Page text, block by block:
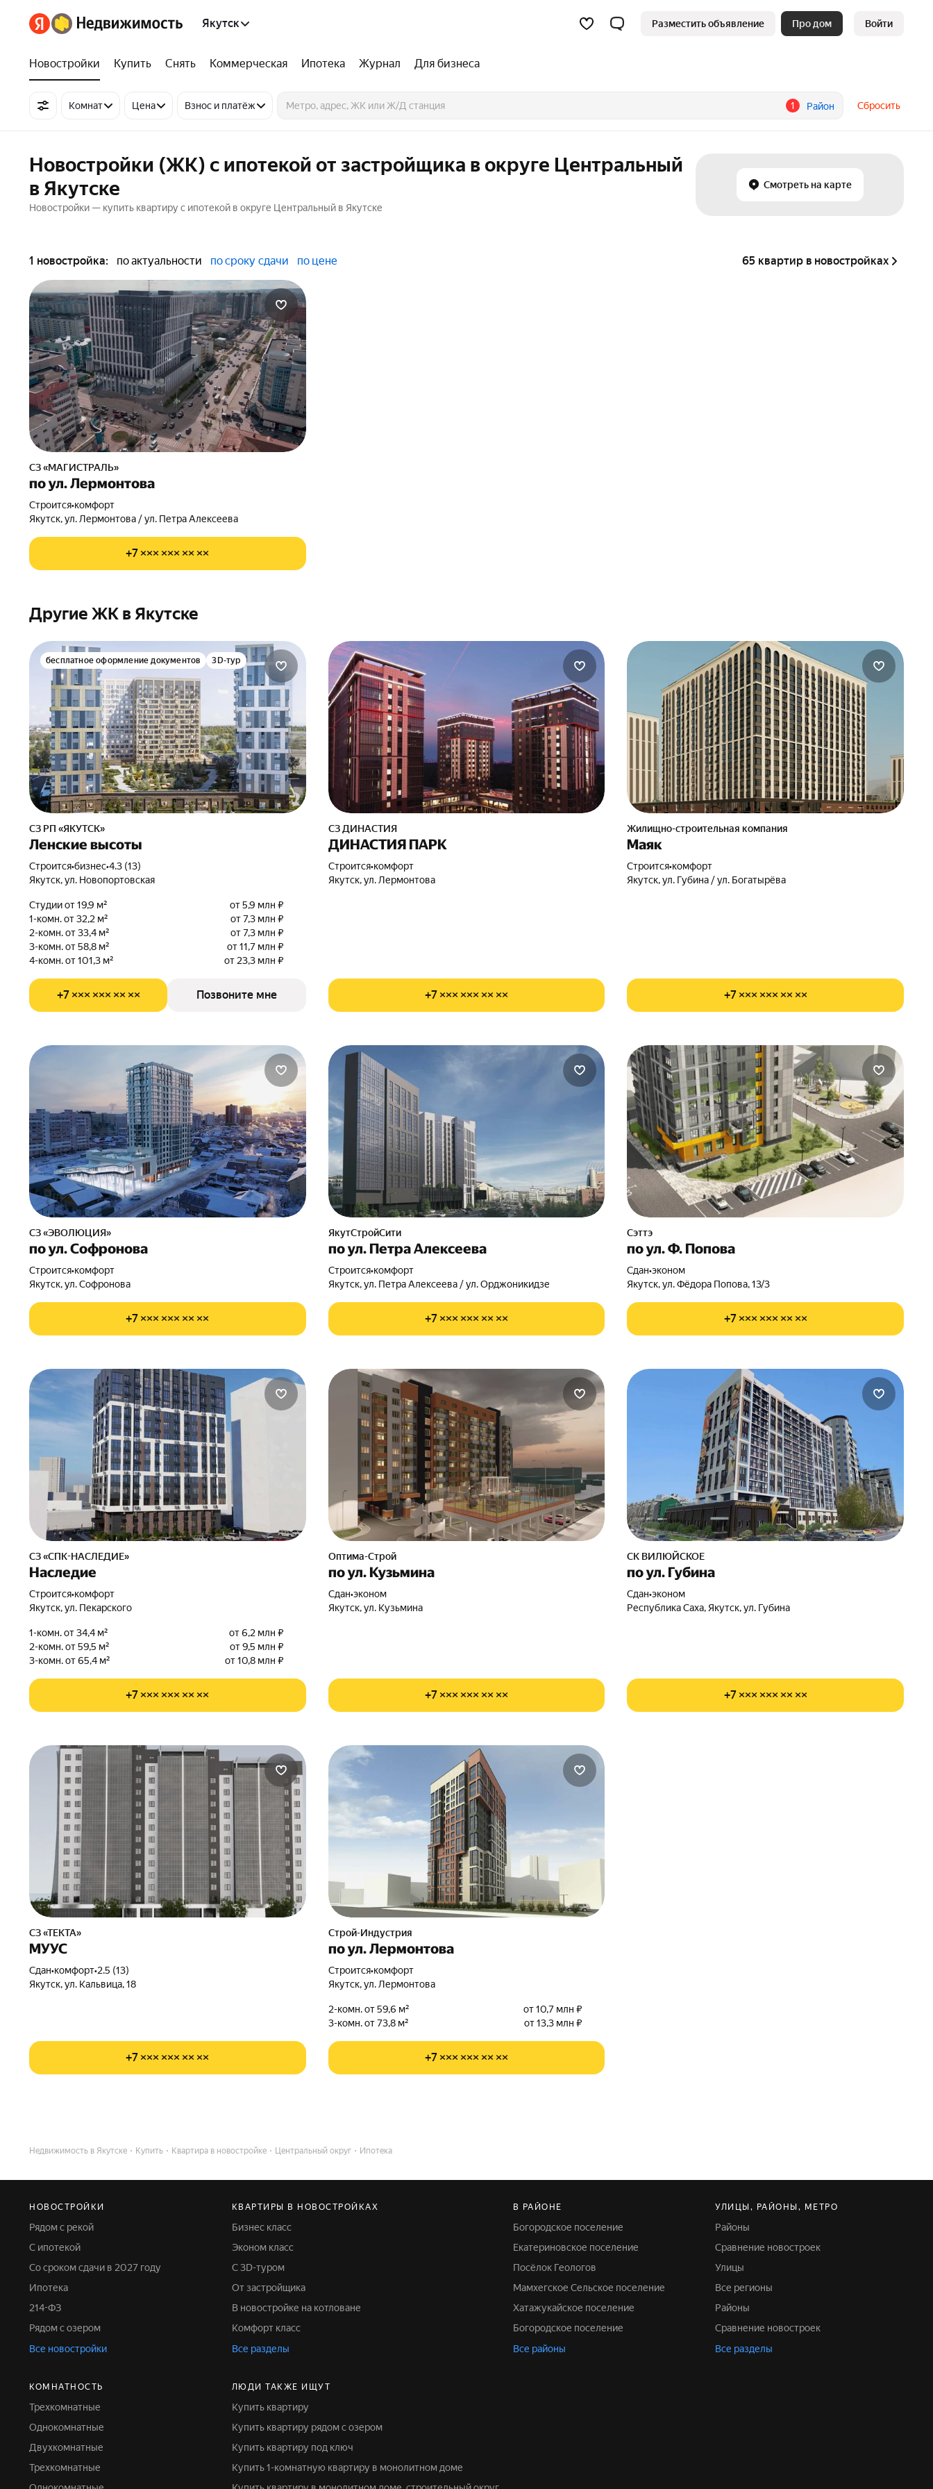
Якутск Разместить объявление Про дом Войти
Новостройки Купить Снять Коммерческая Ипотека Журнал Для бизнеса
Комнат Цена Взнос и платёж 1 Район Сбросить
Новостройки (ЖК) с ипотекой от застройщика в округе Центральный
в Якутске
Новостройки — купить квартиру с ипотекой в округе Центральный в Якутске
Смотреть на карте
1 новостройка: по актуальности по сроку сдачи по цене 65 квартир в новостройках
СЗ «МАГИСТРАЛЬ»
по ул. Лермонтова
Строится•комфорт
Якутск, ул. Лермонтова / ул. Петра Алексеева
+7 ××× ××× ×× ××
Другие ЖК в Якутске
бесплатное оформление документов 3D-тур
СЗ РП «ЯКУТСК»
Ленские высоты
Строится•бизнес•4.3 (13)
Якутск, ул. Новопортовская
Студии от 19,9 м²
от 5,9 млн ₽
1-комн. от 32,2 м²
от 7,3 млн ₽
2-комн. от 33,4 м²
от 7,3 млн ₽
3-комн. от 58,8 м²
от 11,7 млн ₽
4-комн. от 101,3 м²
от 23,3 млн ₽
+7 ××× ××× ×× ×× Позвоните мне
СЗ ДИНАСТИЯ
ДИНАСТИЯ ПАРК
Строится•комфорт
Якутск, ул. Лермонтова
+7 ××× ××× ×× ××
Жилищно-строительная компания
Маяк
Строится•комфорт
Якутск, ул. Губина / ул. Богатырёва
+7 ××× ××× ×× ××
СЗ «ЭВОЛЮЦИЯ»
по ул. Софронова
Строится•комфорт
Якутск, ул. Софронова
+7 ××× ××× ×× ××
ЯкутСтройСити
по ул. Петра Алексеева
Строится•комфорт
Якутск, ул. Петра Алексеева / ул. Орджоникидзе
+7 ××× ××× ×× ××
Сэттэ
по ул. Ф. Попова
Сдан•эконом
Якутск, ул. Фёдора Попова, 13/3
+7 ××× ××× ×× ××
СЗ «СПК-НАСЛЕДИЕ»
Наследие
Строится•комфорт
Якутск, ул. Пекарского
1-комн. от 34,4 м²
от 6,2 млн ₽
2-комн. от 59,5 м²
от 9,5 млн ₽
3-комн. от 65,4 м²
от 10,8 млн ₽
+7 ××× ××× ×× ××
Оптима-Строй
по ул. Кузьмина
Сдан•эконом
Якутск, ул. Кузьмина
+7 ××× ××× ×× ××
СК ВИЛЮЙСКОЕ
по ул. Губина
Сдан•эконом
Республика Саха, Якутск, ул. Губина
+7 ××× ××× ×× ××
СЗ «ТЕКТА»
МУУС
Сдан•комфорт•2.5 (13)
Якутск, ул. Кальвица, 18
+7 ××× ××× ×× ××
Строй-Индустрия
по ул. Лермонтова
Строится•комфорт
Якутск, ул. Лермонтова
2-комн. от 59,6 м²
от 10,7 млн ₽
3-комн. от 73,8 м²
от 13,3 млн ₽
+7 ××× ××× ×× ××
Недвижимость в Якутске Купить Квартира в новостройке Центральный округ Ипотека
НОВОСТРОЙКИ
Рядом с рекой
С ипотекой
Со сроком сдачи в 2027 году
Ипотека
214-ФЗ
Рядом с озером
Все новостройки
КВАРТИРЫ В НОВОСТРОЙКАХ
Бизнес класс
Эконом класс
С 3D-туром
От застройщика
В новостройке на котловане
Комфорт класс
Все разделы
В РАЙОНЕ
Богородское поселение
Екатериновское поселение
Посёлок Геологов
Мамхегское Сельское поселение
Хатажукайское поселение
Богородское поселение
Все районы
УЛИЦЫ, РАЙОНЫ, МЕТРО
Районы
Сравнение новостроек
Улицы
Все регионы
Районы
Сравнение новостроек
Все разделы
КОМНАТНОСТЬ
Трехкомнатные
Однокомнатные
Двухкомнатные
Трехкомнатные
ЛЮДИ ТАКЖЕ ИЩУТ
Купить квартиру
Купить квартиру рядом с озером
Купить квартиру под ключ
Купить 1-комнатную квартиру в монолитном доме